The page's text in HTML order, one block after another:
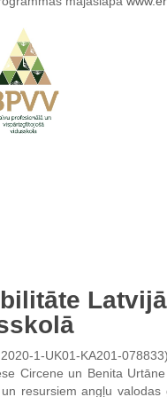
1-UK01-KA201-
Circene un Benita
resursiem angļu